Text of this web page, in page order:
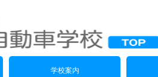
学校案内